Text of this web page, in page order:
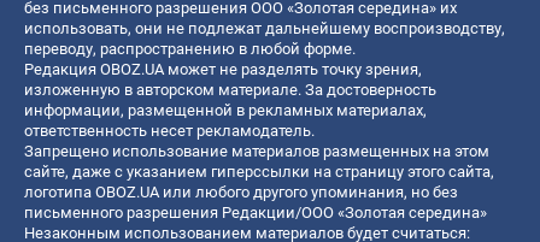
без письменного разрешения ООО «Золотая середина» их
использовать, они не подлежат дальнейшему воспроизводству,
переводу, распространению в любой форме.
Редакция OBOZ.UA может не разделять точку зрения,
изложенную в авторском материале. За достоверность
информации, размещенной в рекламных материалах,
ответственность несет рекламодатель.
Запрещено использование материалов размещенных на этом
сайте, даже с указанием гиперссылки на страницу этого сайта,
логотипа OBOZ.UA или любого другого упоминания, но без
письменного разрешения Редакции/ООО «Золотая середина»
Незаконным использованием материалов будет считаться: